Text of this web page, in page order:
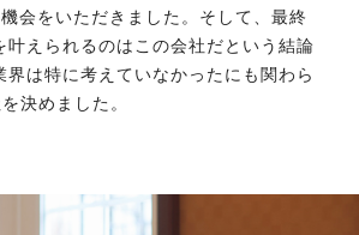
会をいただきました。そして、最終
叶えられるのはこの会社だという結論
界は特に考えていなかったにも関わら
決めました。